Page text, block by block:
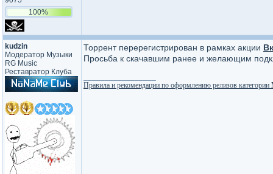
100%
kudzin
Модератор Музыки
RG Music
Реставратор Клуба
Торрент перерегистрирован в рамках акции
Просьба к скачавшим ранее и желающим
Правила и рекомендации по оформлению релизов категории